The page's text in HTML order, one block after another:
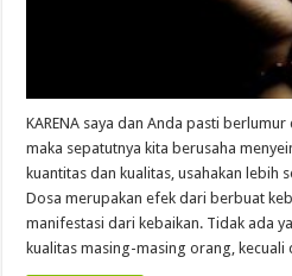
KARENA saya dan Anda pasti
maka sepatutnya kita berusaha
kuantitas dan kualitas, usahakan lebih
Dosa merupakan efek dari berbuat
manifestasi dari kebaikan. Tidak ada
kualitas masing-masing orang,